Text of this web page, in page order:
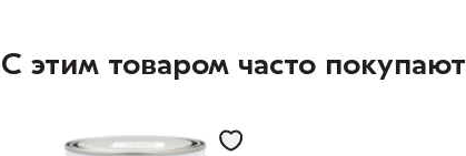
С этим товаром часто покупают